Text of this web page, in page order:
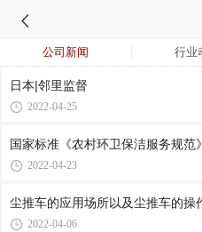
公司新闻 行业
日本|邻里监督
2022-04-25
国家标准《农村环卫保洁服务规范
2022-04-23
尘推车的应用场所以及尘推车的操
2022-04-06